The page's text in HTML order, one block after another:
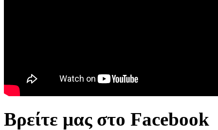
Βρείτε μας στο Facebook